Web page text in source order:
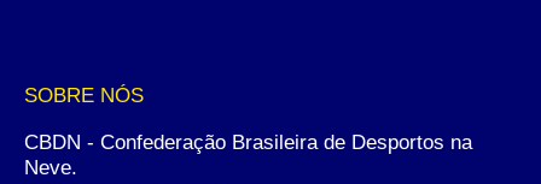
SOBRE NÓS
CBDN - Confederação Brasileira de Desportos na
Neve.